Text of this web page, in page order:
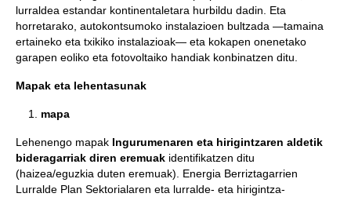
lurraldea estandar kontinentaletara hurbildu dadin. Eta
horretarako, autokontsumoko instalazioen bultzada —tamaina
ertaineko eta txikiko instalazioak— eta kokapen onenetako
garapen eoliko eta fotovoltaiko handiak konbinatzen ditu.
Mapak eta lehentasunak
mapa
Lehenengo mapak Ingurumenaren eta hirigintzaren aldetik
bideragarriak diren eremuak identifikatzen ditu
(haizea/eguzkia duten eremuak). Energia Berriztagarrien
Lurralde Plan Sektorialaren eta lurralde- eta hirigintza-